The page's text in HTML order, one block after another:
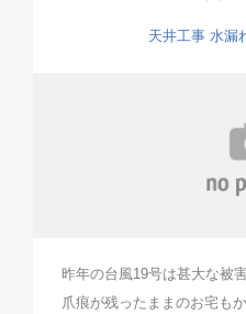
天井工事 水漏
昨年の台風19号は甚大な被
爪痕が残ったままのお宅も